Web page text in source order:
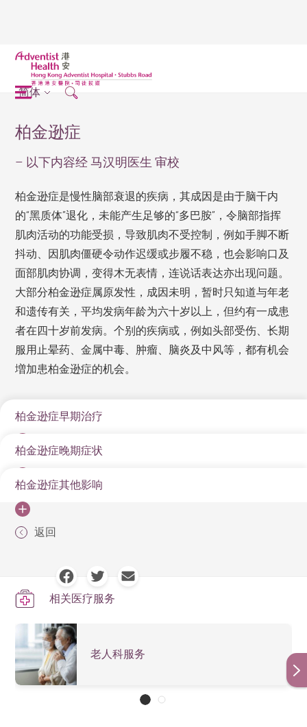
简体
柏金逊症
– 以下内容经 马汉明医生 审校
柏金逊症是慢性脑部衰退的疾病，其成因是由于脑干内
的“黑质体”退化，未能产生足够的“多巴胺”，令脑部指挥
肌肉活动的功能受损，导致肌肉不受控制，例如手脚不断
抖动、因肌肉僵硬令动作迟缓或步履不稳，也会影响口及
面部肌肉协调，变得木无表情，连说话表达亦出现问题。
大部分柏金逊症属原发性，成因未明，暂时只知道与年老
和遗传有关，平均发病年龄为六十岁以上，但约有一成患
者在四十岁前发病。个别的疾病或，例如头部受伤、长期
服用止晕药、金属中毒、肿瘤、脑炎及中风等，都有机会
増加患柏金逊症的机会。
柏金逊症早期治疗
大脑不只控制人的思想，还有身体的活动能力，因此脑
部疾病必须及早治疗，以免病情日趋严重，影响生活。
柏金逊症因退化而起，目前的治疗方法主要是透过药物
纾缓病征，维持活动能力。它们包括三大种类：左旋多
巴胺、多巴胺作用剂和单胺氧化酶B抑制剂。假如情况严
刺激手术。手术时，医生会在患者头顶钻开几个小洞，
把电极植入预定的脑组织内，再透过电线连接到植入肩
膊或胸前的刺激器。原理是利用刺激器释出电流，刺激
脑部组织，借此改善患者的活动能力。这种技术在外国
已相当成熟，许多研究报告亦证明其功效显著。但由于
刺激器须植入体内，患者初期或会感到不适或不习惯，
而刺激器亦跟心脏起搏器一样，须定期更换电池。
柏金逊症晚期症状
柏金逊症并非突发性疾病，病情是会逐渐恶化的。当病
情转差时，病征会由身体的一边发展至两边，步行时脚
部不能提起，甚至失去平衡力，容易跌倒，患者会以急
失效时，更会完全失去活动能力，甚至说话不清、吞咽
困难。按患者的退化速度，由病情转差至失去活动能
力，可快至五年，亦有可能长达十年或以上。
柏金逊症其他影响
咽能力。除了容易跌倒受伤外，更有可能因吞食呛喉而
处理日常生活各项细节，避免发生意外。
返回
相关医疗服务
老人科服务